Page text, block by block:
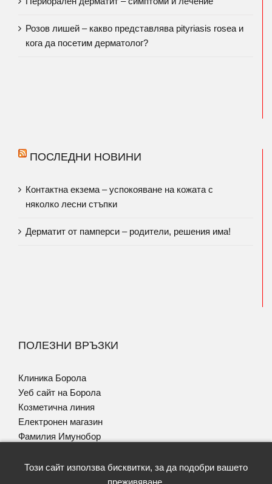
Розов лишей – какво представлява pityriasis rosea и
кога да посетим дерматолог?
ПОСЛЕДНИ НОВИНИ
Контактна екзема – успокояване на кожата с
няколко лесни стъпки
Дерматит от памперси – родители, решения има!
ПОЛЕЗНИ ВРЪЗКИ
Клиника Борола
Уеб сайт на Борола
Козметична линия
Електронен магазин
Фамилия Имунобор
Този сайт използва бисквитки, за да подобри вашето
преживяване.